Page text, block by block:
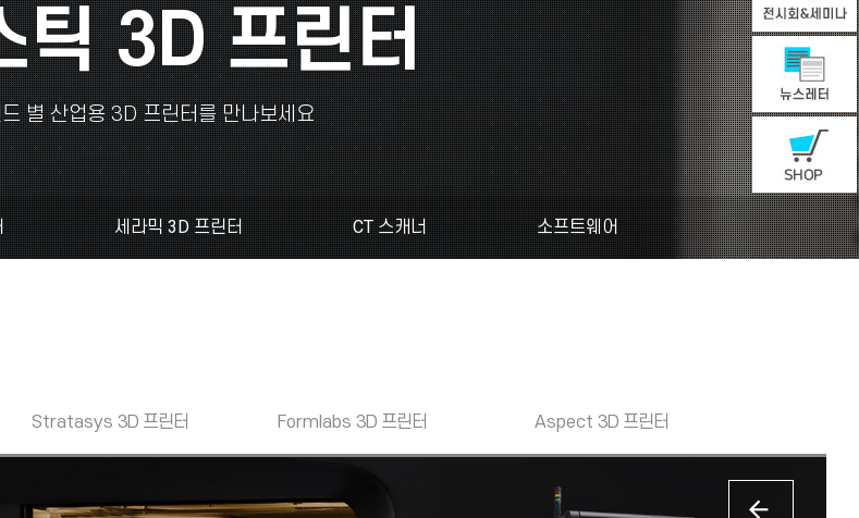
틱 3D 프린터
별 산업용 3D 프린터를 만나보세요
세라믹 3D 프린터 CT 스캐너 소프트웨어
Stratasys 3D 프린터 Formlabs 3D 프린터 Aspect 3D 프린터